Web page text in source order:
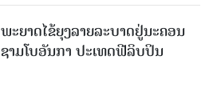
ພະຍາດໄຂ້ຍຸງລາຍລະບາດຢູ່ນະຄອນ
ຊາມໂບ​ອັນກາ ປະເທດຟີລິບປິນ